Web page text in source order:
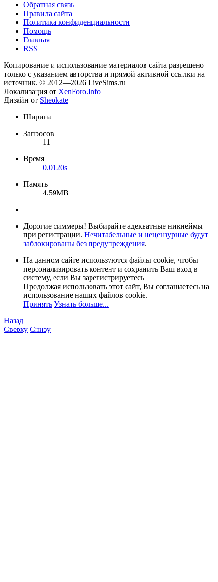
Обратная связь
Правила сайта
Политика конфиденциальности
Помощь
Главная
RSS
Копирование и использование материалов сайта разрешено
только с указанием авторства и прямой активной ссылки на
источник. © 2012—2026 LiveSims.ru
Локализация от XenForo.Info
Дизайн от Sheokate
Ширина
Запросов
11
Время
0.0120s
Память
4.59MB
Дорогие симмеры! Выбирайте адекватные никнеймы
при регистрации. Нечитабельные и нецензурные будут
заблокированы без предупреждения.
На данном сайте используются файлы cookie, чтобы
персонализировать контент и сохранить Ваш вход в
систему, если Вы зарегистрируетесь.
Продолжая использовать этот сайт, Вы соглашаетесь на
использование наших файлов cookie.
Принять Узнать больше...
Назад
Сверху Снизу